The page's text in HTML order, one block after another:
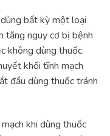
bất kỳ một loại
tăng nguy cơ bị bệnh
không dùng thuốc.
khối tĩnh mạch
đầu dùng thuốc tránh
khi dùng thuốc